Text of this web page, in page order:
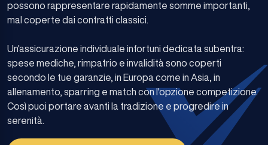
possono rappresentare rapidamente somme importanti,
mal coperte dai contratti classici.
Un'assicurazione individuale infortuni dedicata subentra:
spese mediche, rimpatrio e invalidità sono coperti
secondo le tue garanzie, in Europa come in Asia, in
allenamento, sparring e match con l'opzione competizione.
Così puoi portare avanti la tradizione e progredire in
serenità.